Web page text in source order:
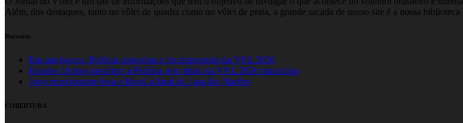
Além, dos destaques, tanto no vôlei de quadra como no vôlei de praia, a grande sacada de nosso site é a nossa biblioteca
Recentes
Em um jogaço, Polônia conquista o tricampeonato da VNL 2026
Estados Unidos desafiam a Polônia pelo título da VNL 2026 masculina
Jogo emocionante leva o Brasil à final da Liga das Nações
COBERTURA